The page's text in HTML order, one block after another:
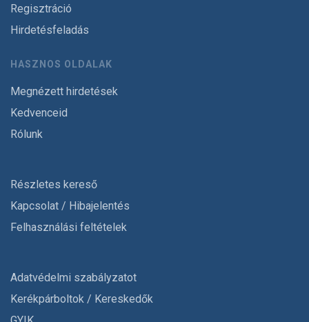
Regisztráció
Hirdetésfeladás
HASZNOS OLDALAK
Megnézett hirdetések
Kedvenceid
Rólunk
Részletes kereső
Kapcsolat / Hibajelentés
Felhasználási feltételek
Adatvédelmi szabályzatot
Kerékpárboltok / Kereskedők